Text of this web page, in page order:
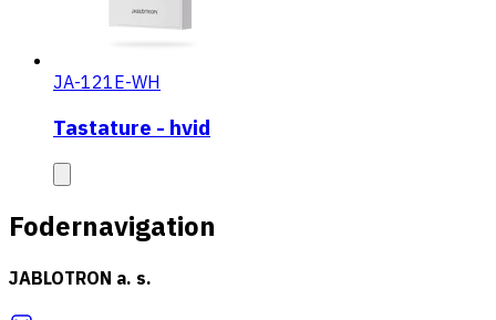
JA-121E-WH
Tastature - hvid
Fodernavigation
JABLOTRON a. s.